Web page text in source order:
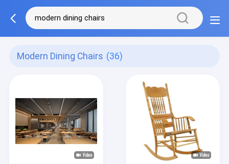
Modern Dining Chairs (36)